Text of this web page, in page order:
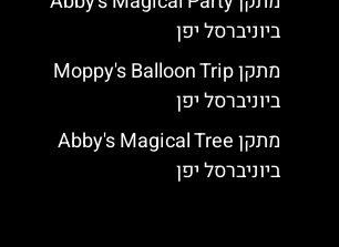
ביוניברסל יפן
מתקן Moppy's Balloon Trip
ביוניברסל יפן
מתקן Abby's Magical Tree
ביוניברסל יפן